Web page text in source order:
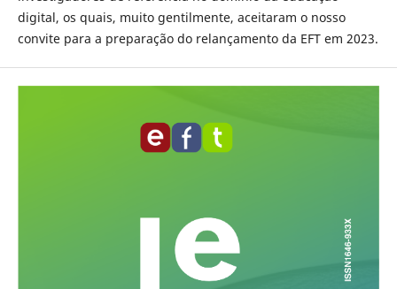
digital, os quais, muito gentilmente, aceitaram o nosso
convite para a preparação do relançamento da EFT em 2023.